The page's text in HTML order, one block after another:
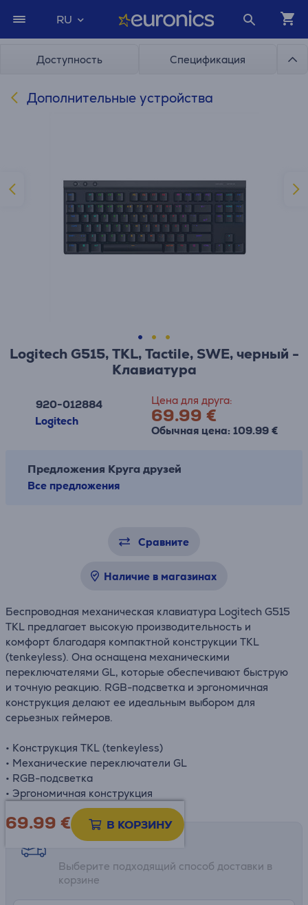
RU
Доступность Спецификация
Дополнительные устройства
Logitech G515, TKL, Tactile, SWE, черный -
Клавиатура
920-012884
Logitech
Цена для друга:
69.99 €
Обычная цена: 109.99 €
Предложения Круга друзей
Все предложения
Сравните
Наличие в магазинах
Беспроводная механическая клавиатура Logitech G515
TKL предлагает высокую производительность и
комфорт благодаря компактной конструкции TKL
(tenkeyless). Она оснащена механическими
переключателями GL, которые обеспечивают быструю
и точную реакцию. RGB-подсветка и эргономичная
конструкция делают ее идеальным выбором для
серьезных геймеров.
• Конструкция TKL (tenkeyless)
• Механические переключатели GL
• RGB-подсветка
• Эргономичная конструкция
69.99 € В КОРЗИНУ
Возможности доставки
Выберите подходящий способ доставки в
корзине